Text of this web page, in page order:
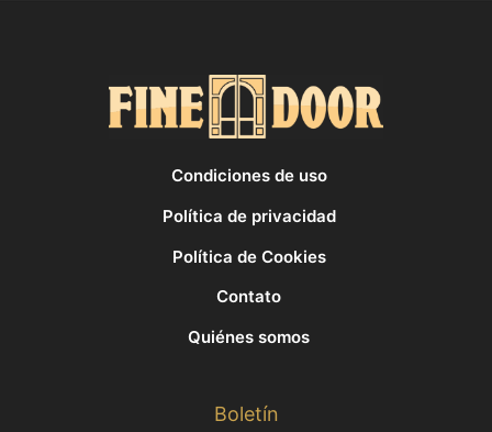
Condiciones de uso
Política de privacidad
Política de Cookies
Contato
Quiénes somos
Boletín